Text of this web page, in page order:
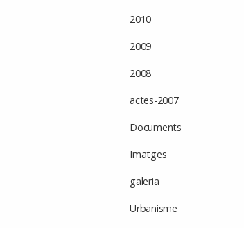
2010
2009
2008
actes-2007
Documents
Imatges
galeria
Urbanisme